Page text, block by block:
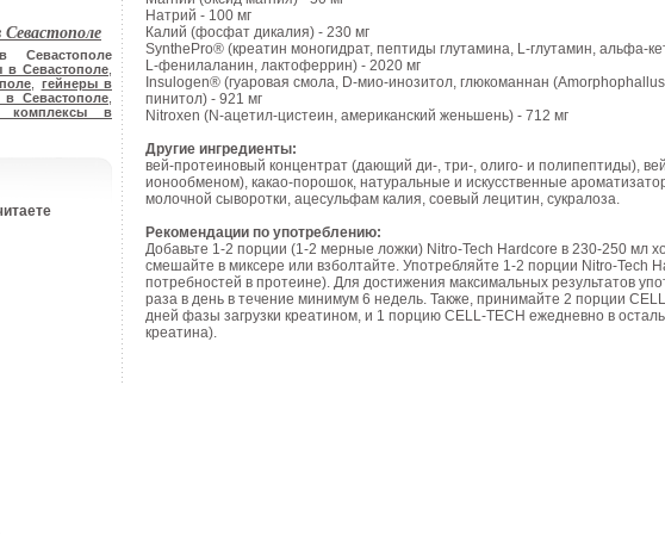
Севастополе
в Севастополе
гейнеры в
в Севастополе
комплексы в
Натрий - 100 мг
Калий (фосфат дикалия) - 230 мг
SynthePro® (креатин моногидрат, пептиды глутамина, L-глутамин, альфа-
L-фенилаланин, лактоферрин) - 2020 мг
Insulogen® (гуаровая смола, D-мио-инозитол, глюкоманнан
пинитол) - 921 мг
Nitroxen (N-ацетил-цистеин, американский женьшень) - 712 мг
Другие ингредиенты:
вей-протеиновый концентрат (дающий ди-, три-, олиго- и полипептиды),
ионообменом), какао-порошок, натуральные и искусственные
молочной сыворотки, ацесульфам калия, соевый лецитин, сукралоза.
Рекомендации по употреблению:
Добавьте 1-2 порции (1-2 мерные ложки) Nitro-Tech Hardcore в 230-250 мл
смешайте в миксере или взболтайте. Употребляйте 1-2 порции Nitro-Tech
потребностей в протеине). Для достижения максимальных результатов
раза в день в течение минимум 6 недель. Также, принимайте 2 порции
дней фазы загрузки креатином, и 1 порцию CELL-TECH ежедневно в
креатина).